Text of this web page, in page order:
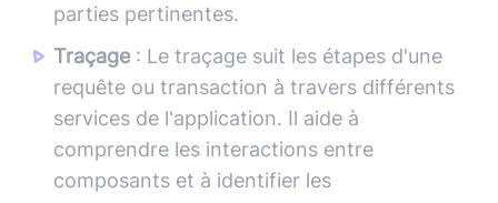
parties pertinentes.
Traçage: Le traçage suit les étapes d'une
requête ou transaction à travers différents
services de l'application. Il aide à
comprendre les interactions entre
composants et à identifier les